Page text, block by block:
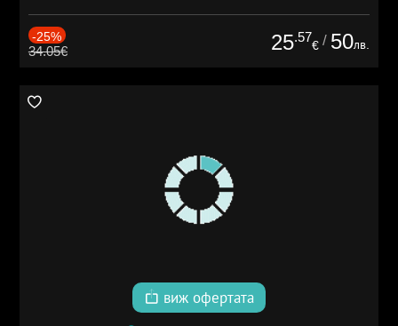
-25%
34.05€ 25.57
€ / 50лв.
виж офертата